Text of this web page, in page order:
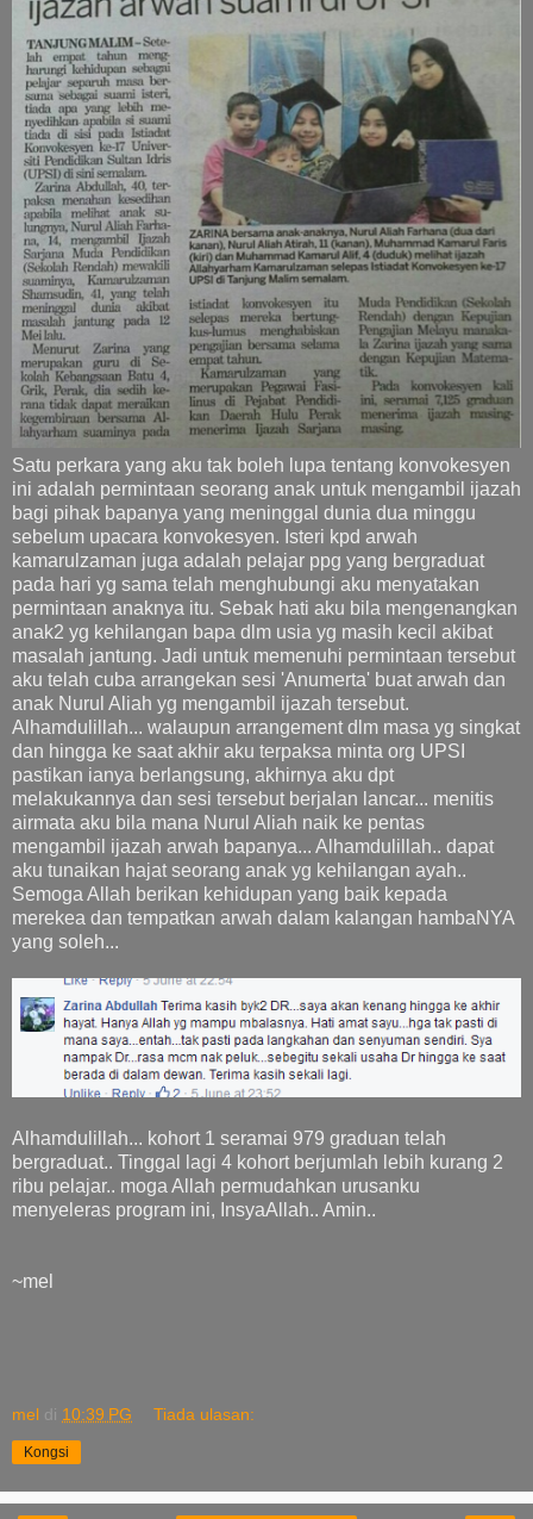
Satu perkara yang aku tak boleh lupa tentang konvokesyen
ini adalah permintaan seorang anak untuk mengambil ijazah
bagi pihak bapanya yang meninggal dunia dua minggu
sebelum upacara konvokesyen. Isteri kpd arwah
kamarulzaman juga adalah pelajar ppg yang bergraduat
pada hari yg sama telah menghubungi aku menyatakan
permintaan anaknya itu. Sebak hati aku bila mengenangkan
anak2 yg kehilangan bapa dlm usia yg masih kecil akibat
masalah jantung. Jadi untuk memenuhi permintaan tersebut
aku telah cuba arrangekan sesi 'Anumerta' buat arwah dan
anak Nurul Aliah yg mengambil ijazah tersebut.
Alhamdulillah... walaupun arrangement dlm masa yg singkat
dan hingga ke saat akhir aku terpaksa minta org UPSI
pastikan ianya berlangsung, akhirnya aku dpt
melakukannya dan sesi tersebut berjalan lancar... menitis
airmata aku bila mana Nurul Aliah naik ke pentas
mengambil ijazah arwah bapanya... Alhamdulillah.. dapat
aku tunaikan hajat seorang anak yg kehilangan ayah..
Semoga Allah berikan kehidupan yang baik kepada
merekea dan tempatkan arwah dalam kalangan hambaNYA
yang soleh...
Alhamdulillah... kohort 1 seramai 979 graduan telah
bergraduat.. Tinggal lagi 4 kohort berjumlah lebih kurang 2
ribu pelajar.. moga Allah permudahkan urusanku
menyeleras program ini, InsyaAllah.. Amin..
~mel
mel di 10:39 PG Tiada ulasan:
Kongsi